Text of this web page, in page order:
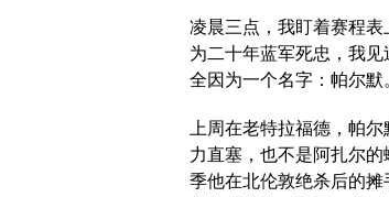
凌晨三点，我盯着赛程
为二十年蓝军死忠，我
全因为一个名字：帕尔默
上周在老特拉福德，帕
力直塞，也不是阿扎尔
季他在北伦敦绝杀后的